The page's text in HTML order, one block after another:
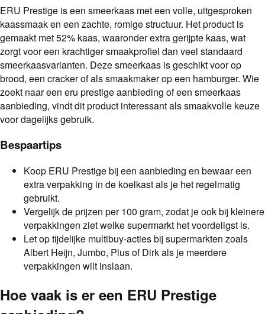
ERU Prestige is een smeerkaas met een volle, uitgesproken
kaassmaak en een zachte, romige structuur. Het product is
gemaakt met 52% kaas, waaronder extra gerijpte kaas, wat
zorgt voor een krachtiger smaakprofiel dan veel standaard
smeerkaasvarianten. Deze smeerkaas is geschikt voor op
brood, een cracker of als smaakmaker op een hamburger. Wie
zoekt naar een eru prestige aanbieding of een smeerkaas
aanbieding, vindt dit product interessant als smaakvolle keuze
voor dagelijks gebruik.
Bespaartips
Koop ERU Prestige bij een aanbieding en bewaar een
extra verpakking in de koelkast als je het regelmatig
gebruikt.
Vergelijk de prijzen per 100 gram, zodat je ook bij kleinere
verpakkingen ziet welke supermarkt het voordeligst is.
Let op tijdelijke multibuy-acties bij supermarkten zoals
Albert Heijn, Jumbo, Plus of Dirk als je meerdere
verpakkingen wilt inslaan.
Hoe vaak is er een ERU Prestige